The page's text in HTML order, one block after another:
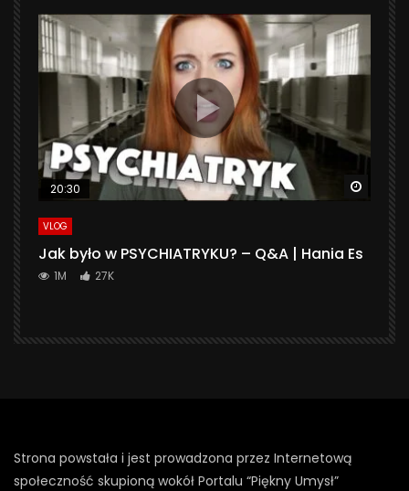
20:30
VLOG
Jak było w PSYCHIATRYKU? – Q&A | Hania Es
1M 27K
Strona powstała i jest prowadzona przez Internetową
społeczność skupioną wokół Portalu “Piękny Umysł”